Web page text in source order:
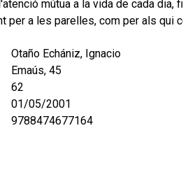
mútua a la vida de cada
per a les parelles, com per als qui
Otaño Echániz, Ignacio
Emaús, 45
62
01/05/2001
9788474677164